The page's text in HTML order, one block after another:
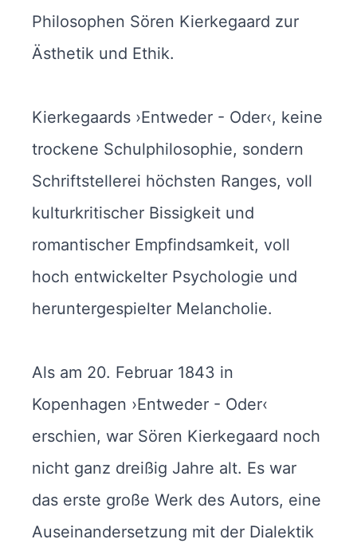
Philosophen Sören Kierkegaard zur
Ästhetik und Ethik.
Kierkegaards ›Entweder - Oder‹, keine
trockene Schulphilosophie, sondern
Schriftstellerei höchsten Ranges, voll
kulturkritischer Bissigkeit und
romantischer Empfindsamkeit, voll
hoch entwickelter Psychologie und
heruntergespielter Melancholie.
Als am 20. Februar 1843 in
Kopenhagen ›Entweder - Oder‹
erschien, war Sören Kierkegaard noch
nicht ganz dreißig Jahre alt. Es war
das erste große Werk des Autors, eine
Auseinandersetzung mit der Dialektik